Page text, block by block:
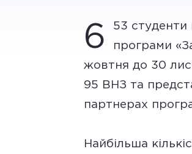
6
53 студенти
програми
жовтня до 30
95 ВНЗ та
партнерах
Найбільша